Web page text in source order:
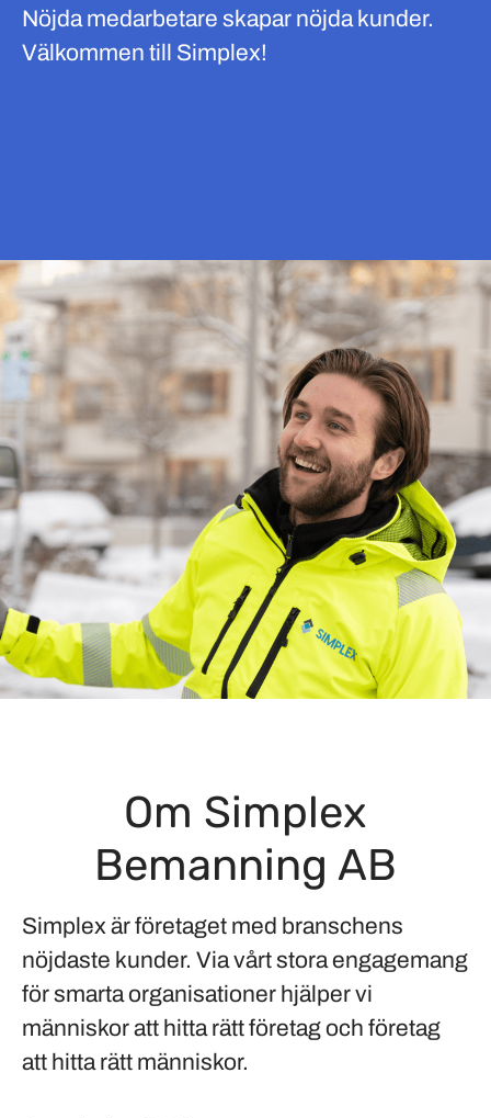
Nöjda medarbetare skapar nöjda kunder.
Välkommen till Simplex!
Om Simplex
Bemanning AB
Simplex är företaget med branschens
nöjdaste kunder. Via vårt stora engagemang
för smarta organisationer hjälper vi
människor att hitta rätt företag och företag
att hitta rätt människor.